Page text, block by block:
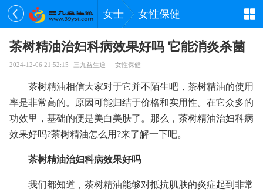
女士 女性保健
茶树精油治妇科病效果好吗 它能消炎杀菌
2024-12-06 21:52:15 三九益生通 女性保健
茶树精油相信大家对于它并不陌生吧，茶树精油的使用
率是非常高的。原因可能归结于价格和实用性。在它众多的
功效里，基础的便是美白美肤了。那么，茶树精油治妇科病
效果好吗?茶树精油怎么用?来了解一下吧。
茶树精油治妇科病效果好吗
我们都知道，茶树精油能够对抵抗肌肤的炎症起到非常